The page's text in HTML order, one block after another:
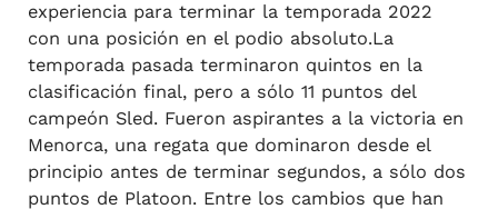
experiencia para terminar la temporada 2022
con una posición en el podio absoluto.La
temporada pasada terminaron quintos en la
clasificación final, pero a sólo 11 puntos del
campeón Sled. Fueron aspirantes a la victoria en
Menorca, una regata que dominaron desde el
principio antes de terminar segundos, a sólo dos
puntos de Platoon. Entre los cambios que han